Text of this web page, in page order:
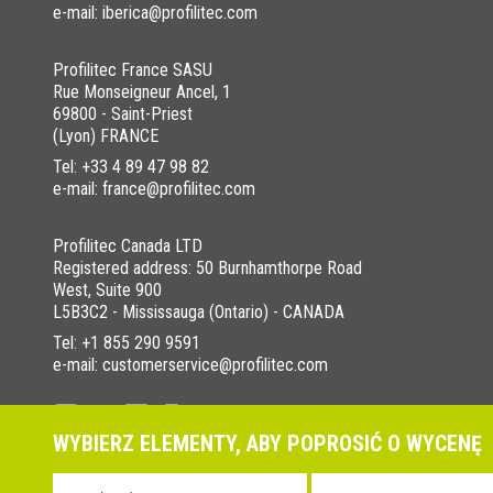
WYBIERZ ELEMENTY, ABY POPROSIĆ O WYCENĘ
e-mail: iberica@profilitec.com
Profilitec France SASU
Rue Monseigneur Ancel, 1
69800 - Saint-Priest
(Lyon) FRANCE
Tel: +33 4 89 47 98 82
e-mail: france@profilitec.com
Profilitec Canada LTD
Registered address: 50 Burnhamthorpe Road
West, Suite 900
L5B3C2 - Mississauga (Ontario) - CANADA
Tel: +1 855 290 9591
e-mail: customerservice@profilitec.com
La nostra politica per